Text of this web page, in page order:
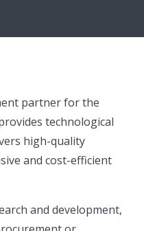
partner for the
technological
high-quality
and cost-efficient
and development,